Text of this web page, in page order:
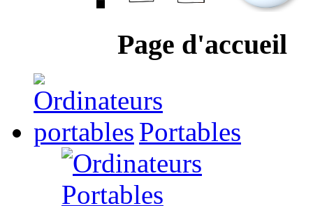
Page d'accueil
Portables